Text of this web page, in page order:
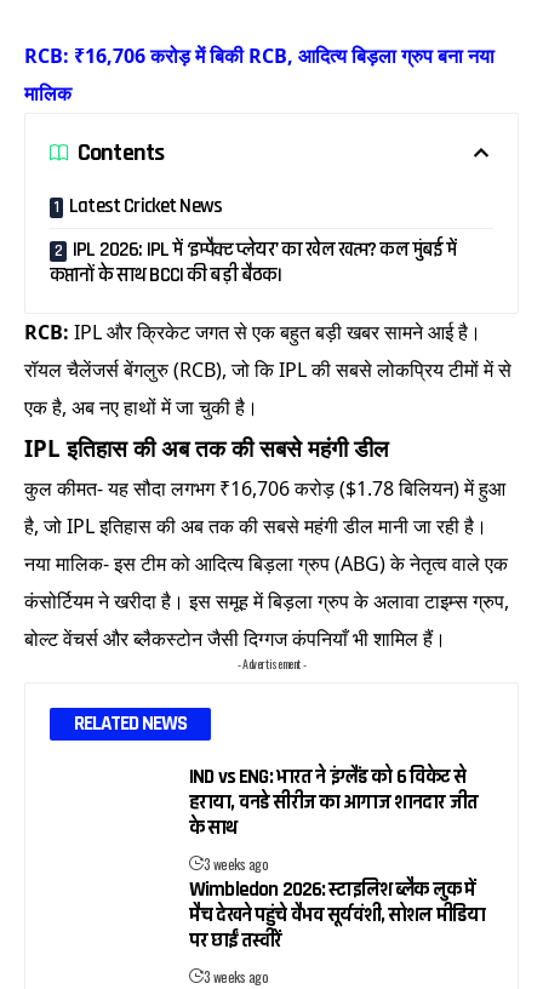
RCB: ₹16,706 करोड़ में बिकी RCB, आदित्य बिड़ला ग्रुप बना नया
मालिक
Contents
Latest Cricket News
IPL 2026: IPL में ‘इम्पैक्ट प्लेयर’ का खेल खत्म? कल मुंबई में
कप्तानों के साथ BCCI की बड़ी बैठक।
RCB: IPL और क्रिकेट जगत से एक बहुत बड़ी खबर सामने आई है।
रॉयल चैलेंजर्स बेंगलुरु (RCB), जो कि IPL की सबसे लोकप्रिय टीमों में से
एक है, अब नए हाथों में जा चुकी है।
IPL इतिहास की अब तक की सबसे महंगी डील
कुल कीमत- यह सौदा लगभग ₹16,706 करोड़ ($1.78 बिलियन) में हुआ
है, जो IPL इतिहास की अब तक की सबसे महंगी डील मानी जा रही है।
नया मालिक- इस टीम को आदित्य बिड़ला ग्रुप (ABG) के नेतृत्व वाले एक
कंसोर्टियम ने खरीदा है। इस समूह में बिड़ला ग्रुप के अलावा टाइम्स ग्रुप,
बोल्ट वेंचर्स और ब्लैकस्टोन जैसी दिग्गज कंपनियाँ भी शामिल हैं।
- Advertisement -
RELATED NEWS
IND vs ENG: भारत ने इंग्लैंड को 6 विकेट से
हराया, वनडे सीरीज का आगाज शानदार जीत
के साथ
3 weeks ago
Wimbledon 2026: स्टाइलिश ब्लैक लुक में
मैच देखने पहुंचे वैभव सूर्यवंशी, सोशल मीडिया
पर छाईं तस्वीरें
3 weeks ago